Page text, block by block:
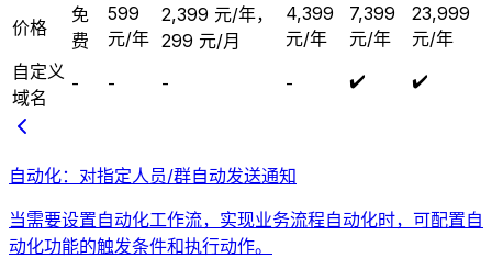
价格
免
费
599
元/年
2,399 元/年，
299 元/月
4,399
元/年
7,399
元/年
23,999
元/年
自定义
域名
- - - - ✔️ ✔️
自动化：对指定人员/群自动发送通知
当需要设置自动化工作流，实现业务流程自动化时，可配置自
动化功能的触发条件和执行动作。